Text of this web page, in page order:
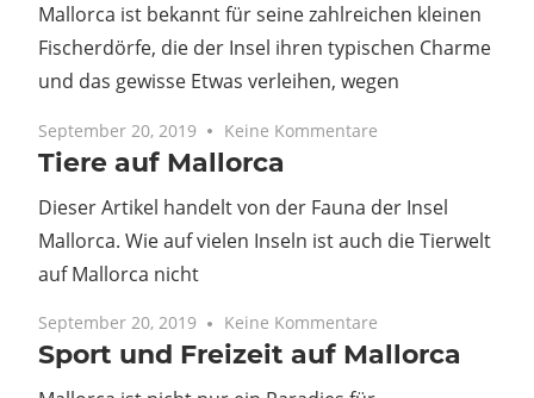
Mallorca ist bekannt für seine zahlreichen kleinen
Fischerdörfe, die der Insel ihren typischen Charme
und das gewisse Etwas verleihen, wegen
September 20, 2019 Keine Kommentare
Tiere auf Mallorca
Dieser Artikel handelt von der Fauna der Insel
Mallorca. Wie auf vielen Inseln ist auch die Tierwelt
auf Mallorca nicht
September 20, 2019 Keine Kommentare
Sport und Freizeit auf Mallorca